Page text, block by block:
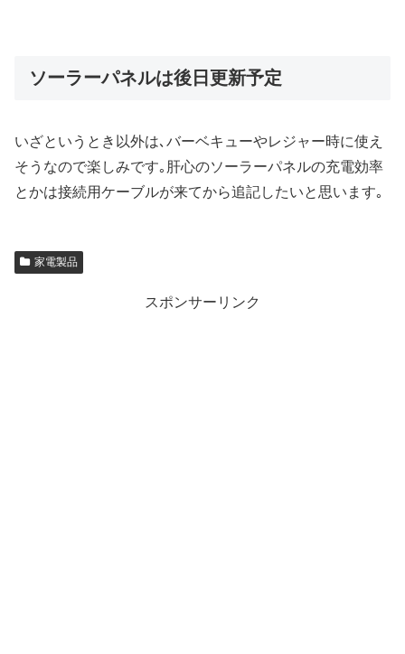
ソーラーパネルは後日更新予定
いざというとき以外は､バーベキューやレジャー時に使え
そうなので楽しみです｡肝心のソーラーパネルの充電効率
とかは接続用ケーブルが来てから追記したいと思います｡
家電製品
スポンサーリンク